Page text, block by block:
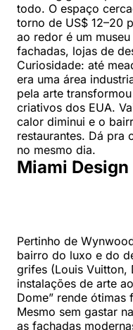
todo. O espaço
torno de US$ 12–20
ao redor é um
fachadas, lojas de
Curiosidade: até
era uma área
pela arte
criativos dos EUA.
calor diminui e o
restaurantes. Dá pra
no mesmo dia.
Miami
Pertinho de
bairro do luxo e do
grifes (Louis Vuitton,
instalações de arte
Dome” rende ótimas
Mesmo sem gastar
as fachadas